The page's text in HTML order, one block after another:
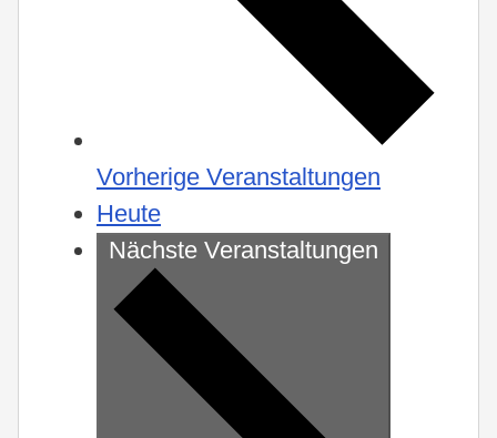
Vorherige Veranstaltungen
Heute
Nächste Veranstaltungen